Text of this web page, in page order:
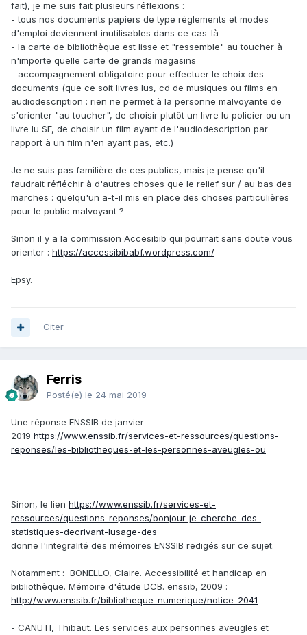
fait), je me suis fait plusieurs réflexions :
- tous nos documents papiers de type règlements et modes
d'emploi deviennent inutilisables dans ce cas-là
- la carte de bibliothèque est lisse et "ressemble" au toucher à
n'importe quelle carte de grands magasins
- accompagnement obligatoire pour effectuer le choix des
documents (que ce soit livres lus, cd de musiques ou films en
audiodescription : rien ne permet à la personne malvoyante de
s'orienter "au toucher", de choisir plutôt un livre lu policier ou un
livre lu SF, de choisir un film ayant de l'audiodescription par
rapport à un film n'en ayant pas, etc.)
Je ne suis pas familière de ces publics, mais je pense qu'il
faudrait réfléchir à d'autres choses que le relief sur / au bas des
marches : quelqu'un a-t-il mis en place des choses particulières
pour le public malvoyant ?
Sinon il y a la commission Accesibib qui pourrait sans doute vous
orienter : https://accessibibabf.wordpress.com/
Epsy.
Citer
Ferris
Posté(e) le 24 mai 2019
Une réponse ENSSIB de janvier
2019 https://www.enssib.fr/services-et-ressources/questions-
reponses/les-bibliotheques-et-les-personnes-aveugles-ou
Sinon, le lien https://www.enssib.fr/services-et-
ressources/questions-reponses/bonjour-je-cherche-des-
statistiques-decrivant-lusage-des
donne l'integralité des mémoires ENSSIB redigés sur ce sujet.
Notamment : BONELLO, Claire. Accessibilité et handicap en
bibliothèque. Mémoire d'étude DCB. enssib, 2009 :
http://www.enssib.fr/bibliotheque-numerique/notice-2041
- CANUTI, Thibaut. Les services aux personnes aveugles et